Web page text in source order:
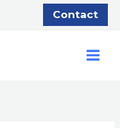
Contact